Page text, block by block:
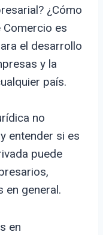
¿Cómo
Comercio es
el desarrollo
y la
país.
no
entender si es
puede
en general.
en